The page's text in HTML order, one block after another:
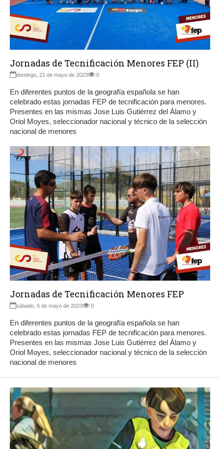
Jornadas de Tecnificación Menores FEP (II)
domingo, 21 de mayo de 2023 0
En diferentes puntos de la geografía española se han
celebrado estas jornadas FEP de tecnificación para menores.
Presentes en las mismas Jose Luis Gutiérrez del Álamo y
Oriol Moyes, seleccionador nacional y técnico de la selección
nacional de menores
Jornadas de Tecnificación Menores FEP
sábado, 6 de mayo de 2023 0
En diferentes puntos de la geografía española se han
celebrado estas jornadas FEP de tecnificación para menores.
Presentes en las mismas Jose Luis Gutiérrez del Álamo y
Oriol Moyes, seleccionador nacional y técnico de la selección
nacional de menores